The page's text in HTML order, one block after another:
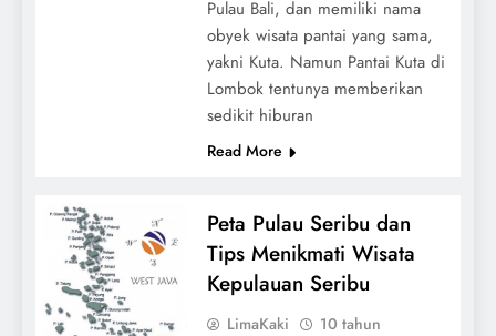
Pulau Bali, dan memiliki nama
obyek wisata pantai yang sama,
yakni Kuta. Namun Pantai Kuta di
Lombok tentunya memberikan
sedikit hiburan
Read More
Peta Pulau Seribu dan
Tips Menikmati Wisata
Kepulauan Seribu
LimaKaki 10 tahun